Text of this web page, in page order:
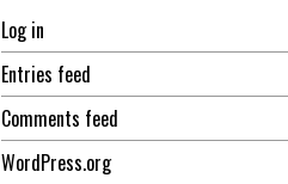
Log in
Entries feed
Comments feed
WordPress.org